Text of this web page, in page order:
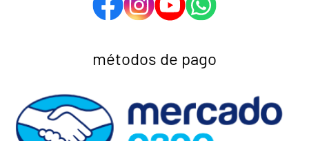
métodos de pago